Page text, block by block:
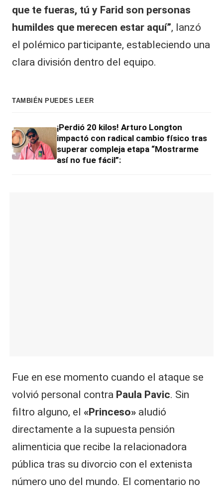
que te fueras, tú y Farid son personas
humildes que merecen estar aquí”, lanzó
el polémico participante, estableciendo una
clara división dentro del equipo.
TAMBIÉN PUEDES LEER
¡Perdió 20 kilos! Arturo Longton
impactó con radical cambio físico tras
superar compleja etapa “Mostrarme
así no fue fácil”:
Fue en ese momento cuando el ataque se
volvió personal contra Paula Pavic. Sin
filtro alguno, el «Princeso» aludió
directamente a la supuesta pensión
alimenticia que recibe la relacionadora
pública tras su divorcio con el extenista
número uno del mundo. El comentario no